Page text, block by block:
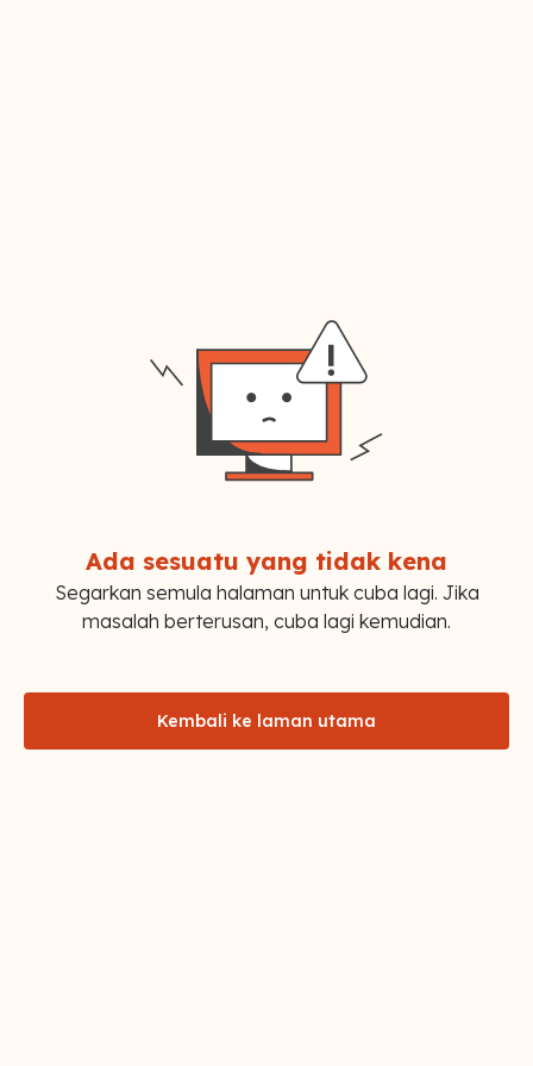
Ada sesuatu yang tidak kena
Segarkan semula halaman untuk cuba lagi. Jika
masalah berterusan, cuba lagi kemudian.
Kembali ke laman utama